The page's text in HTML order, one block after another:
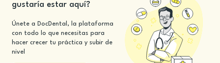
gustaría estar aquí?
Únete a DocDental, la plataforma
con todo lo que necesitas para
hacer crecer tu práctica y subir de
nivel